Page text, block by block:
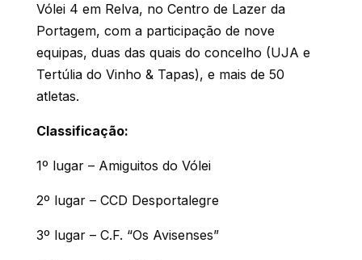
Vólei 4 em Relva, no Centro de Lazer da
Portagem, com a participação de nove
equipas, duas das quais do concelho (UJA e
Tertúlia do Vinho & Tapas), e mais de 50
atletas.
Classificação:
1º lugar – Amiguitos do Vólei
2º lugar – CCD Desportalegre
3º lugar – C.F. “Os Avisenses”